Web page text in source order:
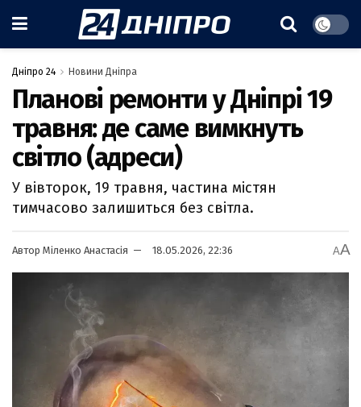
Дніпро 24 Новини Дніпра
Планові ремонти у Дніпрі 19
травня: де саме вимкнуть
світло (адреси)
У вівторок, 19 травня, частина містян
тимчасово залишиться без світла.
Автор Міленко Анастасія 18.05.2026, 22:36 AA